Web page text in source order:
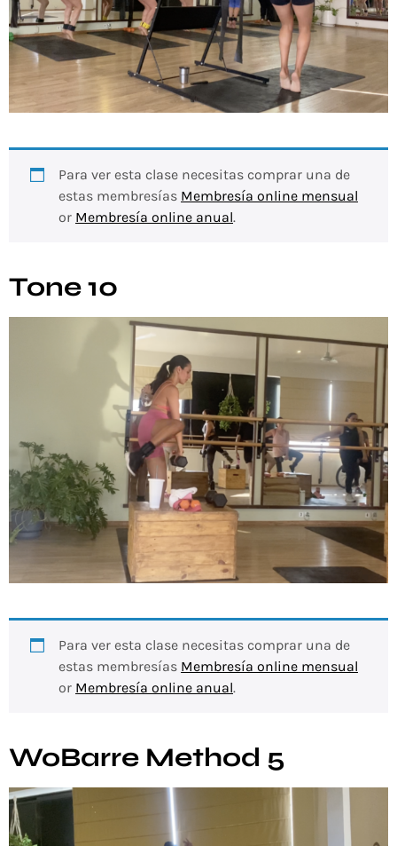
Para ver esta clase necesitas comprar una de
estas membresías Membresía online mensual
or Membresía online anual.
Tone 10
Para ver esta clase necesitas comprar una de
estas membresías Membresía online mensual
or Membresía online anual.
WoBarre Method 5